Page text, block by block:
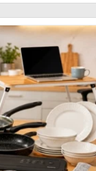
ile kosztują
zakup naprawdę